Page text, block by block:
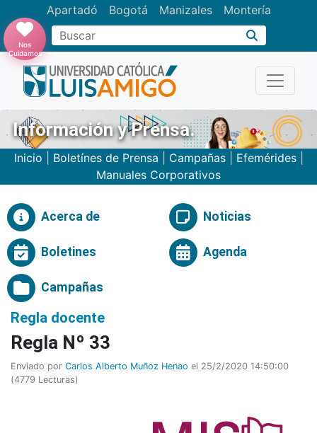
Apartadó Bogotá Manizales Montería
Buscar
Nos
Cuidamos
Información y Prensa.
Inicio Boletínes de Prensa Campañas| Efemérides|
Manuales Corporativos
Acerca de Noticias
Boletines Agenda
Campañas
Regla docente
Regla Nº 33
Enviado por Carlos Alberto Muñoz Henao el 25/2/2020 14:50:00
(4779 Lecturas)